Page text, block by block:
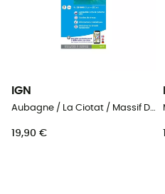
IGN
Aubagne / La Ciotat / Massif De La Sainte Baume - Carte topographique
19,90 €